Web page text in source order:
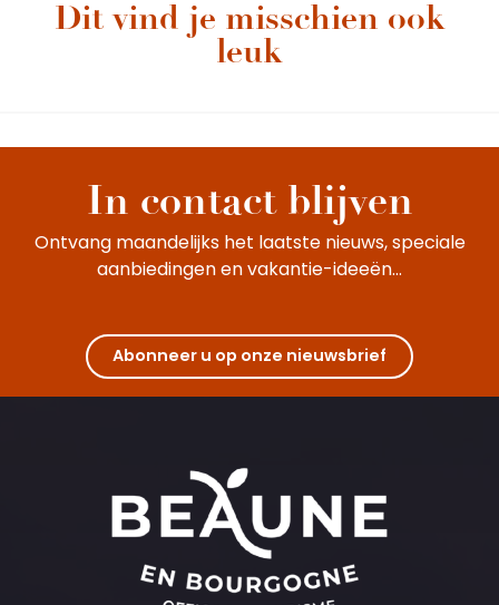
Dit vind je misschien ook
leuk
Herfstvakantie in Bourgondië
De schoolvakantie voor Allerheiligen is
In contact blijven
Ontvang maandelijks het laatste nieuws, speciale
aanbiedingen en vakantie-ideeën...
Abonneer u op onze nieuwsbrief